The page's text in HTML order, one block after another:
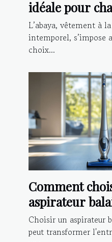
idéale pour
L’abaya, vêtement à
intemporel, s’impose
choix...
Comment
aspirateur
sans fil ?
Choisir un aspirateur
peut transformer